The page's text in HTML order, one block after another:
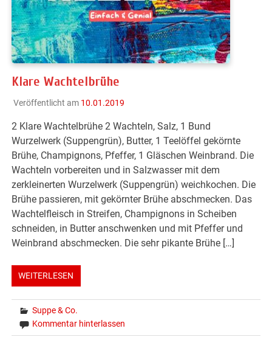
Klare Wachtelbrühe
Veröffentlicht am 10.01.2019
2 Klare Wachtelbrühe 2 Wachteln, Salz, 1 Bund
Wurzelwerk (Suppengrün), Butter, 1 Teelöffel gekörnte
Brühe, Champignons, Pfeffer, 1 Gläschen Weinbrand. Die
Wachteln vorbereiten und in Salzwasser mit dem
zerkleinerten Wurzelwerk (Suppengrün) weichkochen. Die
Brühe passieren, mit gekörnter Brühe abschmecken. Das
Wachtelfleisch in Streifen, Champignons in Scheiben
schneiden, in Butter anschwenken und mit Pfeffer und
Weinbrand abschmecken. Die sehr pikante Brühe […]
WEITERLESEN
Suppe & Co.
Kommentar hinterlassen